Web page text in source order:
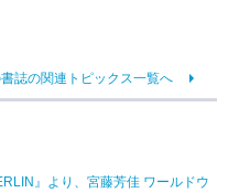
誌の関連トピックス一覧へ
』より、宮藤芳佳 ワールドウ